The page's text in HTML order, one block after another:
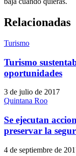
Relacionadas
Turismo
Turismo
oportunidades
3 de julio de 2017
Quintana Roo
Se ejecutan
preservar la
4 de septiembre de